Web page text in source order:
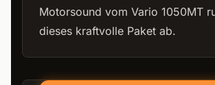
Motorsound vom Vario 1050MT
dieses kraftvolle Paket ab.